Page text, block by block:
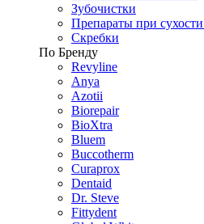
Зубочистки
Препараты при
Скребки
По Бренду
Revyline
Anya
Azotii
Biorepair
BioXtra
Bluem
Buccotherm
Curaprox
Dentaid
Dr. Steve
Fittydent